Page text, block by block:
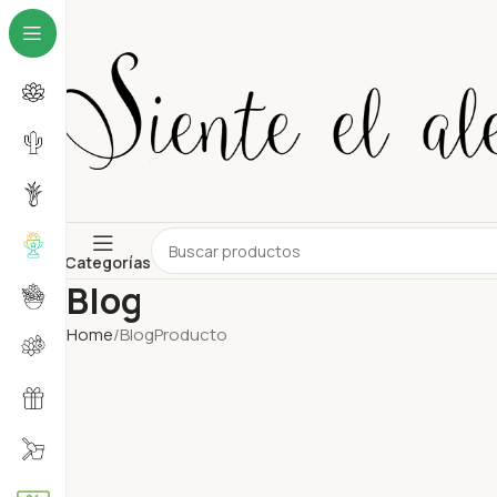
Categorías
Blog
Home BlogProducto